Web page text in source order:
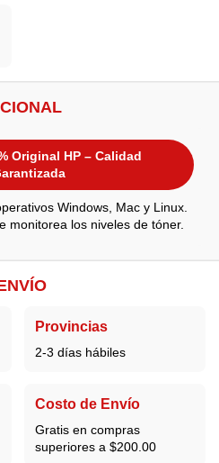
Original HP – Calidad
Windows, Mac y Linux.
monitorea los niveles de tóner.
Provincias
2-3 días hábiles
Costo de Envío
Gratis en compras
superiores a $200.00